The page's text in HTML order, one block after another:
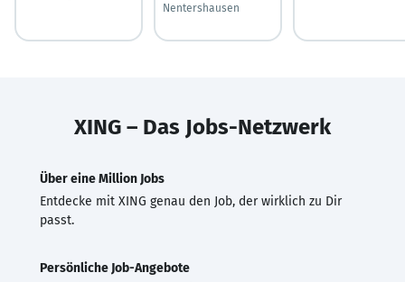
Nentershausen
XING – Das Jobs-Netzwerk
Über eine Million Jobs
Entdecke mit XING genau den Job, der wirklich zu Dir
passt.
Persönliche Job-Angebote